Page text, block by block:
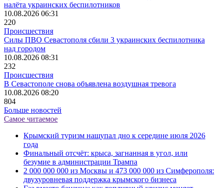
налёта украинских беспилотников
10.08.2026 06:31
220
Происшествия
Силы ПВО Севастополя сбили 3 украинских беспилотника
над городом
10.08.2026 08:31
232
Происшествия
В Севастополе снова объявлена воздушная тревога
10.08.2026 08:20
804
Больше новостей
Самое читаемое
Крымский туризм нащупал дно к середине июля 2026
года
Финальный отсчёт: крыса, загнанная в угол, или
безумие в администрации Трампа
2 000 000 000 из Москвы и 473 000 000 из Симферополя:
двухуровневая поддержка крымского бизнеса